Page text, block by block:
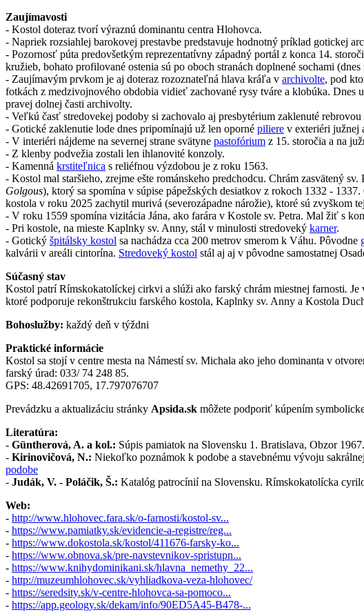
Zaujímavosti
- Kostol doteraz tvorí výraznú dominantu centra Hlohovca.
- Napriek rozsiahlej barokovej prestavbe predstavuje hodnotný príklad gotickej
- Pozornosť púta predovšetkým reprezentatívny západný portál z konca 14.
kružieb, bohato profilované ostenia sú po oboch stranách doplnené sochami
- Zaujímavým prvkom je aj doteraz rozoznateľná hlava kráľa v archivolte, pod
fotkách z medzivojnového obdobia vidieť zachované rysy tváre a klobúka.
pravej dolnej časti archivolty.
- Veľkú časť stredovekej podoby si zachovalo aj presbytérium zaklenuté
- Gotické zaklenutie lode dnes pripomínajú už len oporné piliere v exteriéri južnej
- V interiéri nájdeme na severnej strane svätyne pastofórium z 15. storočia a na
- Z klenby podvežia zostali len ihlanovité konzoly.
- Kamenná krstiteľnica s reliéfnou výzdobou je z roku 1563.
- Kostol mal staršieho, zrejme ešte románskeho predchodcu. Chrám zasvätený
Golgous), ktorý sa spomína v súpise pápežských desiatkov z rokoch 1332 -
kostola v roku 2025 zachytil murivá (severozápadne nárožie), ktoré sú zvyškom
- V roku 1559 spomína vizitácia Jána, ako farára v Kostole sv. Petra. Mal žiť s
- Pri kostole, na mieste Kaplnky sv. Anny, stál v minulosti stredoveký karner.
- Gotický špitálsky kostol sa nachádza cca 200 metrov smerom k Váhu. Pôvodne
kalvárii v areáli cintorína. Stredoveký kostol stál aj aj v pôvodne samostatnej
Súčasný stav
Kostol patrí Rímskokatolíckej cirkvi a slúži ako farský chrám miestnej farnosti. Je
ktoré podporuje rekonštrukciu farského kostola, Kaplnky sv. Anny a Kostola
Bohoslužby: každý deň v týždni
Praktické informácie
Kostol sa stojí v centre mesta na Námestí sv. Michala ako jeho dominanta v
farský úrad: 033/ 74 248 85.
GPS: 48.42691705, 17.797076707
Prevádzku a aktualizáciu stránky Apsida.sk môžete podporiť kúpením
Literatúra:
- Güntherová, A. a kol.: Súpis pamiatok na Slovensku 1. Bratislava, Obzor 1967.
- Kirinovičová, N.: Niekoľko poznámok k podobe a stavebnému vývoju
podobe
- Judák, V. - Poláčik, Š.: Katalóg patrocínií na Slovensku. Rímskokatolícka
Web:
- http://www.hlohovec.fara.sk/o-farnosti/kostol-sv...
- https://www.pamiatky.sk/evidencie-a-registre/reg...
- https://www.dokostola.sk/kostol/411676-farsky-ko...
- https://www.obnova.sk/pre-navstevnikov-spristupn...
- https://www.knihydominikani.sk/hlavna_nemethy_22...
- http://muzeumhlohovec.sk/vyhliadkova-veza-hlohovec/
- https://seredsity.sk/v-centre-hlohovca-sa-pomoco...
- https://app.geology.sk/dekam/info/90ED5A45-B478-...